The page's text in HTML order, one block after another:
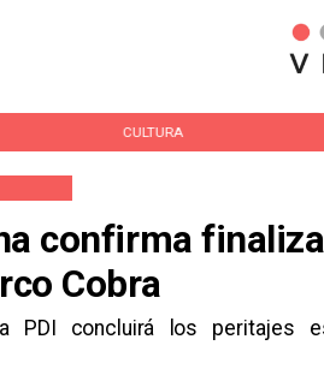
CULTURA
confirma
Cobra
PDI concluirá los peritajes